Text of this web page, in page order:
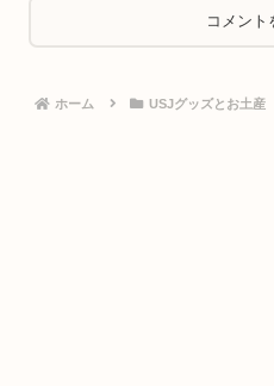
ホーム USJグッズとお土産